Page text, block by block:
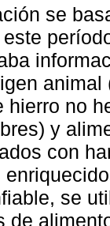
se
hierro no
y
con
se
de